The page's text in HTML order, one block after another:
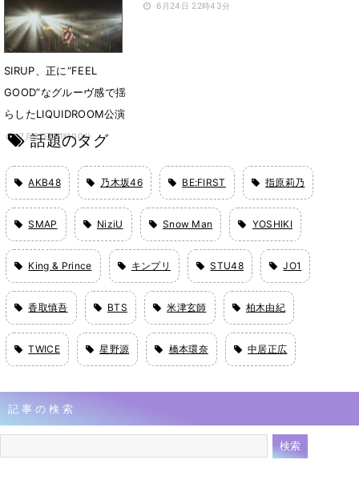
6月24日 22時43分
SIRUP、正に“FEEL
GOOD”なグルーヴ感で揺
らしたLIQUIDROOM公演
7月31日 21時00分
話題のタグ
AKB48 乃木坂46 BE:FIRST 指原莉乃
SMAP NiziU Snow Man YOSHIKI
King & Prince キンプリ STU48 JO1
香取慎吾 BTS 米津玄師 柏木由紀
TWICE 星野源 橋本環奈 中居正広
記事の検索